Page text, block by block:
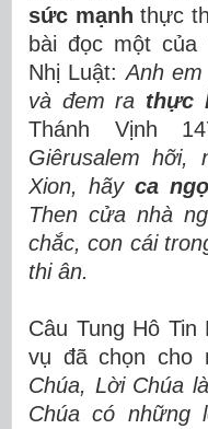
sức mạnh thực
bài đọc một
Nhị Luật:Anh
và đem ra thực
Thánh Vịnh
Giêrusalem hỡi,
Xion, hãy ca
Then cửa nhà
chắc, con cái
thi ân.
Câu Tung Hô
vụ đã chọn cho
Chúa, Lời Chúa là
Chúa có những